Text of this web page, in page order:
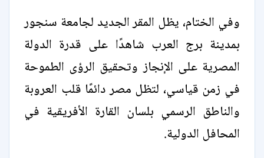
وفي الختام، يظل المقر الجديد لجامعة سنجور
بمدينة برج العرب شاهدًا على قدرة الدولة
المصرية على الإنجاز وتحقيق الرؤى الطموحة
في زمن قياسي، لتظل مصر دائمًا قلب العروبة
والناطق الرسمي بلسان القارة الأفريقية في
المحافل الدولية.